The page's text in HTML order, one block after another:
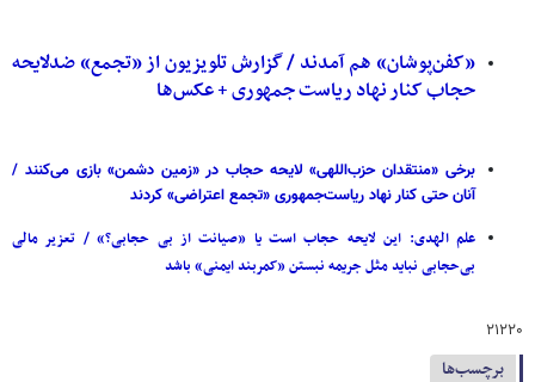
«کفن‌پوشان» هم آمدند / گزارش تلویزیون از «تجمع» ضدلایحه
حجاب کنار نهاد ریاست جمهوری + عکس‌ها
برخی «منتقدان حزب‌اللهی» لایحه حجاب در «زمین دشمن» بازی می‌کنند /
آنان حتی کنار نهاد ریاست‌جمهوری «تجمع اعتراضی» کردند
علم الهدی: این لایحه حجاب است یا «صیانت از بی حجابی؟» / تعزیر مالی
بی‌حجابی نباید مثل جریمه نبستن «کمربند ایمنی» باشد
۲۱۲۲۰
برچسب‌ها